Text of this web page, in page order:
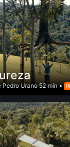
Pedro Urano52 min •